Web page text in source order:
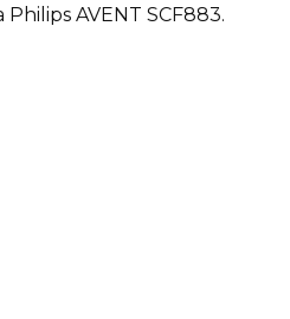
AVENT SCF883.